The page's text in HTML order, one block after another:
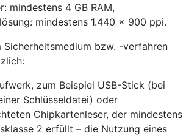
mindestens 4 GB RAM,
mindestens 1.440 x 900 ppi.
bzw. -verfahren
zum Beispiel USB-Stick (bei
Schlüsseldatei) oder
Chipkartenleser, der mindestens
2 erfüllt – die Nutzung eines